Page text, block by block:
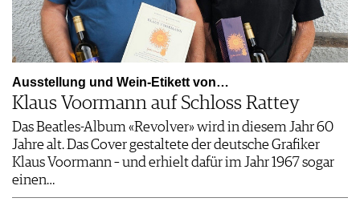
Ausstellung und Wein-Etikett von…
Klaus Voormann auf Schloss Rattey
Das Beatles-Album «Revolver» wird in diesem Jahr 60
Jahre alt. Das Cover gestaltete der deutsche Grafiker
Klaus Voormann – und erhielt dafür im Jahr 1967 sogar
einen…